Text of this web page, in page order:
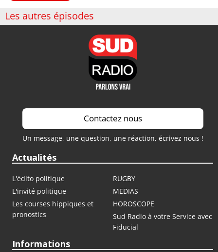
Les autres épisodes
Contactez nous
Un message, une question, une réaction, écrivez nous !
Actualités
L'édito politique
RUGBY
L'invité politique
MEDIAS
Les courses hippiques et
pronostics
HOROSCOPE
Sud Radio à votre Service avec
Fiducial
Informations